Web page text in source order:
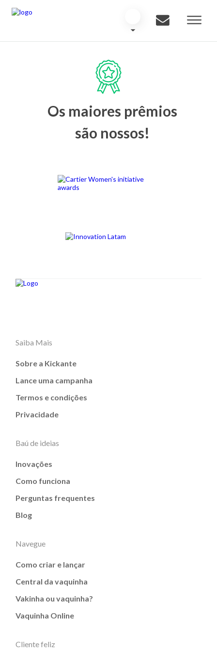
Os maiores prêmios
são nossos!
Saiba Mais
Sobre a Kickante
Lance uma campanha
Termos e condições
Privacidade
Baú de ideias
Inovações
Como funciona
Perguntas frequentes
Blog
Navegue
Como criar e lançar
Central da vaquinha
Vakinha ou vaquinha?
Vaquinha Online
Cliente feliz